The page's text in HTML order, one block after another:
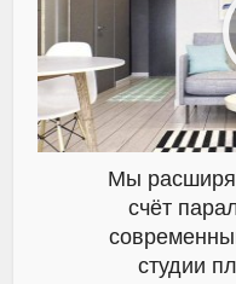
Мы
счёт
студии